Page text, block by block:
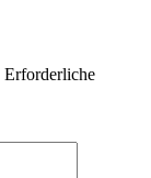
Erforderliche